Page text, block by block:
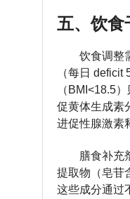
五、饮食
饮食调整
（每日
（BMI<18.5
促黄体生成素
进促性腺激素
膳食补充
提取物（皂苷
这些成分通过